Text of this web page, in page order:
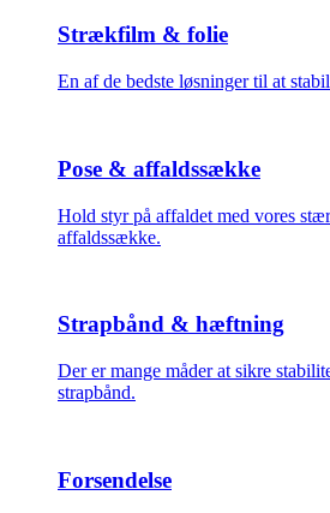
Strækfilm & folie
En af de bedste løsninger til at
Pose & affaldssække
Hold styr på affaldet med vores
affaldssække.
Strapbånd & hæftning
Der er mange måder at sikre
strapbånd.
Forsendelse